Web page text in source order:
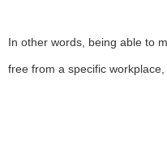
In other words, being able to
free from a specific